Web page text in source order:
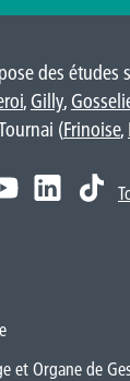
des
, Gilly,
(Frinoise,
et Organe de